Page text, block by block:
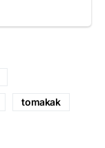
tomakak